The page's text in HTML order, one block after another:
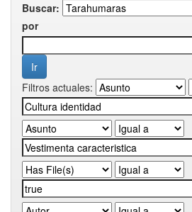
Buscar:
por
Filtros actuales: